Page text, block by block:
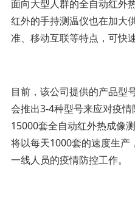
面向大型人群的全自动红外
红外的手持测温仪也在加大
准、移动互联等特点，可快
目前，该公司提供的产品型
会推出3-4种型号来应对疫
15000套全自动红外热成像
将以每天1000套的速度生产
一线人员的疫情防控工作。